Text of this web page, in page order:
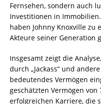
Fernsehen, sondern auch
Investitionen in
haben Johnny Knoxville zu
Akteure seiner Generation
Insgesamt zeigt die
durch „Jackass“ und
bedeutendes Vermögen
geschätzten Vermögen
erfolgreichen Karriere, die